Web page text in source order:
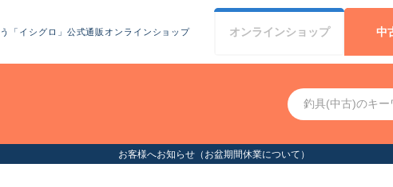
「イシグロ」公式通販オンラインショップ オンラインショップ 中
お客様へお知らせ（お盆期間休業について）